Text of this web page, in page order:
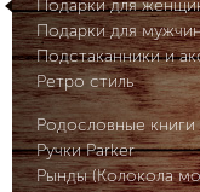
Подарки для
Подарки для
Подстаканники и
Ретро стиль
Родословные книги
Ручки Parker
Рынды (Колокола